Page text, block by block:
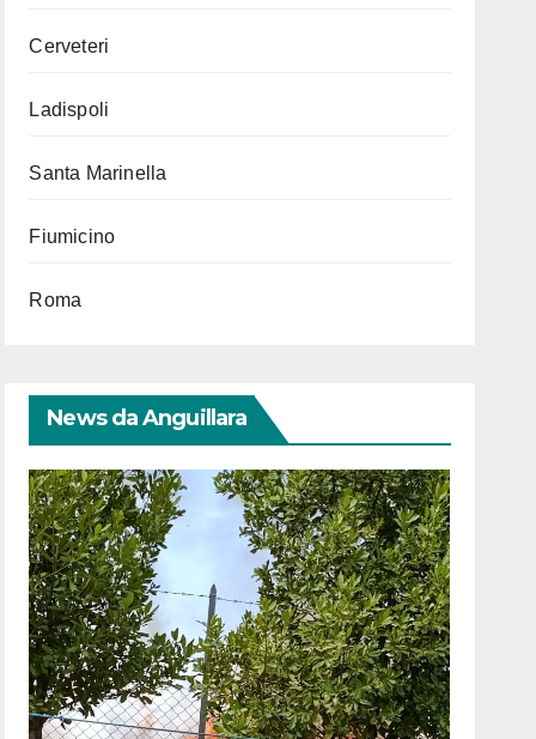
Cerveteri
Ladispoli
Santa Marinella
Fiumicino
Roma
News da Anguillara